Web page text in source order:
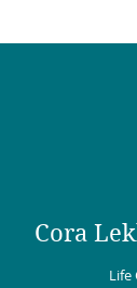
Cora
Life